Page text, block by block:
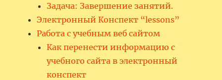
Задача: Завершение занятий.
Электронный Конспект “lessons”
Работа с учебным веб сайтом
Как перенести информацию с
учебного сайта в электронный
конспект